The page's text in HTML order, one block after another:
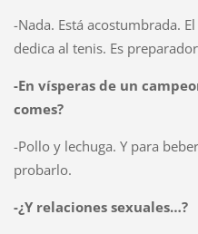
-Nada. Está acostumbrada.
dedica al tenis. Es
-En vísperas de un
comes?
-Pollo y lechuga. Y para
probarlo.
-¿Y relaciones sexuales…?